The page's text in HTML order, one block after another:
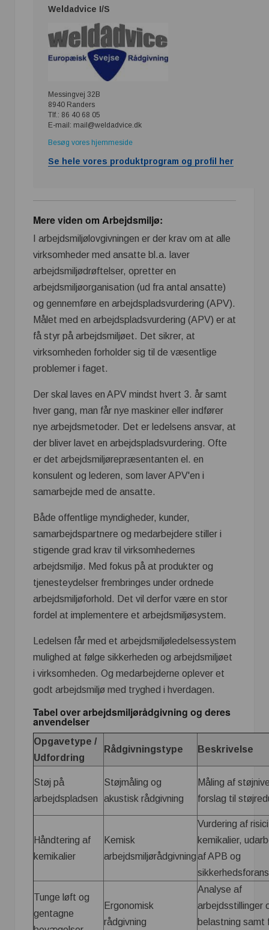
Weldadvice I/S
Messingvej 32B
8940 Randers
Tlf.: 86 40 68 05
E-mail: mail@weldadvice.dk
Besøg vores hjemmeside
Se hele vores produktprogram og profil her
Mere viden om Arbejdsmiljø:
I arbejdsmiljølovgivningen er der krav om at alle
virksomheder med ansatte bl.a. laver
arbejdsmiljødrøftelser, opretter en
arbejdsmiljøorganisation (ud fra antal ansatte)
og gennemføre en arbejdspladsvurdering (APV).
Målet med en arbejdspladsvurdering (APV) er at
få styr på arbejdsmiljøet. Det sikrer, at
virksomheden forholder sig til de væsentlige
problemer i faget.
Der skal laves en APV mindst hvert 3. år samt
hver gang, man får nye maskiner eller indfører
nye arbejdsmetoder. Det er ledelsens ansvar, at
der bliver lavet en arbejdspladsvurdering. Ofte
er det arbejdsmiljørepræsentanten el. en
konsulent og lederen, som laver APV'en i
samarbejde med de ansatte.
Både offentlige myndigheder, kunder,
samarbejdspartnere og medarbejdere stiller i
stigende grad krav til virksomhedernes
arbejdsmiljø. Med fokus på at produkter og
tjenesteydelser frembringes under ordnede
arbejdsmiljøforhold. Det vil derfor være en stor
fordel at implementere et arbejdsmiljøsystem.
Ledelsen får med et arbejdsmiljøledelsessystem
mulighed at følge sikkerheden og arbejdsmiljøet
i virksomheden. Og medarbejderne oplever et
godt arbejdsmiljø med tryghed i hverdagen.
Tabel over arbejdsmiljørådgivning og deres
anvendelser
Opgavetype /
Udfordring
Rådgivningstype Beskrivelse
Støj på
arbejdspladsen
Støjmåling og
akustisk rådgivning
Måling af
forslag til
Håndtering af
kemikalier
Kemisk
arbejdsmiljørådgivning
Vurdering af
kemikalier,
af APB og
Tunge løft og
gentagne
Ergonomisk
rådgivning
Analyse af
arbejdsstillinger
belastning samt